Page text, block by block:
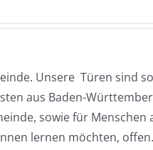
Unsere Türen sind
aus Baden-
sowie für Menschen
lernen möchten,